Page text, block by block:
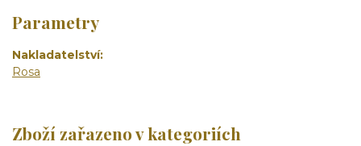
Parametry
Nakladatelství
Rosa
Zboží zařazeno v kategoriích